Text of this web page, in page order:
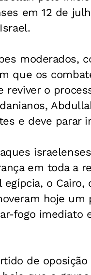
em 12 de
moderados,
que os
reviver o
e deve parar
em toda a
egípcia, o
hoje
fogo imediato
de